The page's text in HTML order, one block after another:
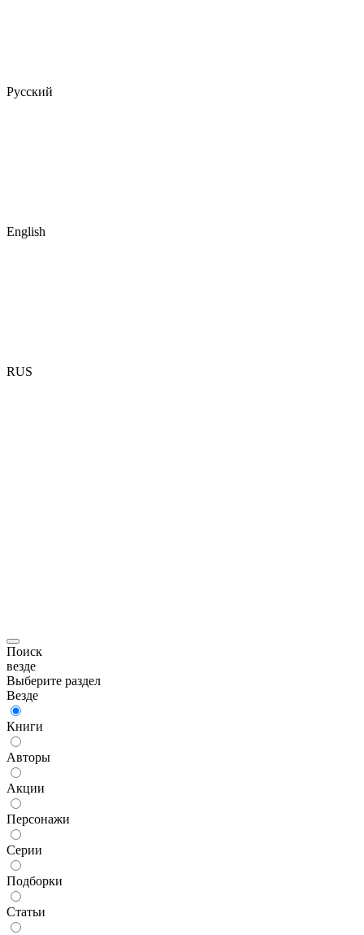
Русский
English
RUS
Поиск
везде
Выберите раздел
Везде
Книги
Авторы
Акции
Персонажи
Серии
Подборки
Статьи